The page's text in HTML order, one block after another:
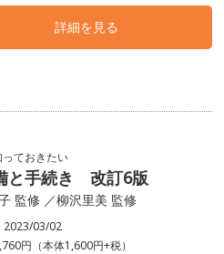
詳細を見る
ておきたい
と手続き 改訂6版
監修 ／柳沢里美 監修
2023/03/02
円（本体1,600円+税）